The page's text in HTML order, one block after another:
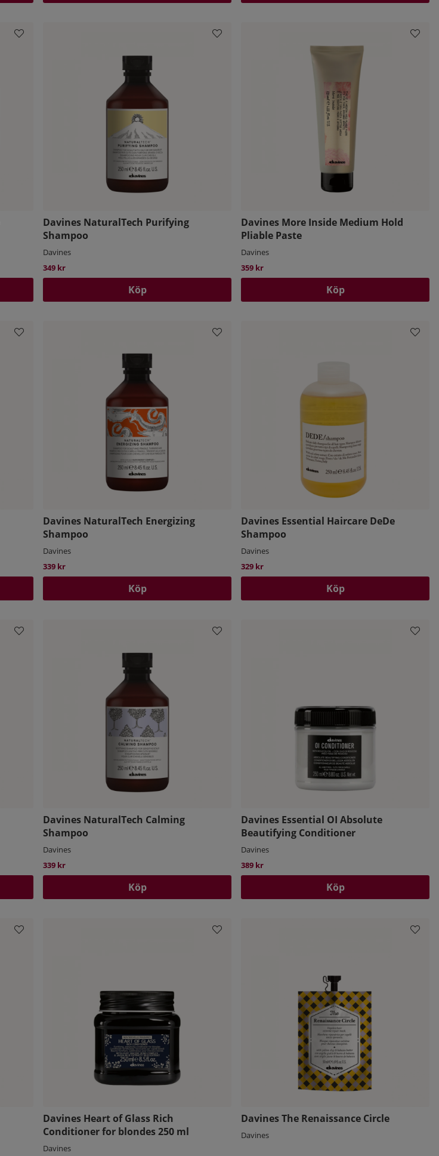
Davines NaturalTech Purifying
Shampoo
Davines
349 kr
Köp
Davines More Inside Medium Hold
Pliable Paste
Davines
359 kr
Köp
Davines NaturalTech Energizing
Shampoo
Davines
339 kr
Köp
Davines Essential Haircare DeDe
Shampoo
Davines
329 kr
Köp
Davines NaturalTech Calming
Shampoo
Davines
339 kr
Köp
Davines Essential OI Absolute
Beautifying Conditioner
Davines
389 kr
Köp
Davines Heart of Glass Rich
Conditioner for blondes 250 ml
Davines
Davines The Renaissance Circle
Davines